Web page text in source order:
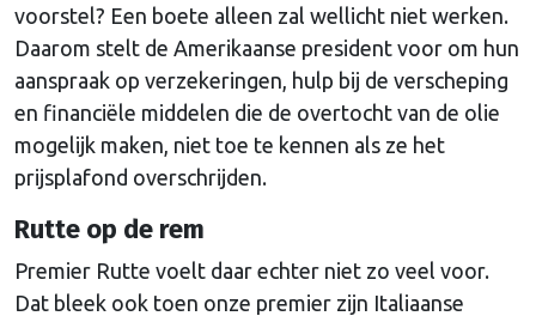
voorstel? Een boete alleen zal wellicht niet werken.
Daarom stelt de Amerikaanse president voor om hun
aanspraak op verzekeringen, hulp bij de verscheping
en financiële middelen die de overtocht van de olie
mogelijk maken, niet toe te kennen als ze het
prijsplafond overschrijden.
Rutte op de rem
Premier Rutte voelt daar echter niet zo veel voor.
Dat bleek ook toen onze premier zijn Italiaanse